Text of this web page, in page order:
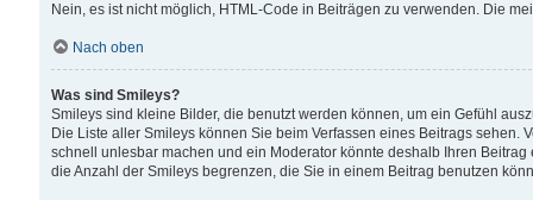
Nein, es ist nicht möglich, HTML-Code in Beiträgen zu verwenden. Die
Nach oben
Was sind Smileys?
Smileys sind kleine Bilder, die benutzt werden können, um ein Gefühl
Die Liste aller Smileys können Sie beim Verfassen eines Beitrags
schnell unlesbar machen und ein Moderator könnte deshalb Ihren
die Anzahl der Smileys begrenzen, die Sie in einem Beitrag benutzen